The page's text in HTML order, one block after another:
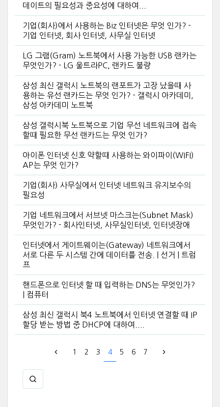
데이트의 필요성과 중요성에 대하여...
기업(회사)에서 사용하는 Biz 인터넷은 무엇 인가? -
기업 인터넷, 회사 인터넷, 사무실 인터넷
LG 그램(Gram) 노트북에서 사용 가능한 USB 랜카는
무엇인가? - LG 울트라PC, 랜카드 불량
삼성 최신 갤럭시 노트북의 랜포트가 고장 났을때 사
용하는 유선 랜카드는 무엇 인가? - 갤럭시 아카데미,
삼성 아카데미 노트북
삼성 갤럭시북 노트북으로 기업 무선 네트워크에 접속
할때 필요한 무선 랜카드는 무엇 인가?
아이폰 인터넷 신호 약할때 사용하는 와이파이(WIFI)
AP는 무엇 인가?
기업(회사) 사무실에서 인터넷 네트워크 유지보수의
필요성
기업 네트워크에서 서브넷 마스크는(Subnet Mask)
무엇인가? - 회사인터넷, 사무실인터넷, 인터넷장애
인터넷에서 게이트웨이는(Gateway) 네트워크에서
서로 다른 두 시스템 간에 데이터를 전송. | 선거 | 트럼
프
핸드폰으로 인터넷 할 때 입력하는 DNS는 무엇인가?
| 컴퓨터
삼성 최신 갤럭시 북4 노트북에서 인터넷 연결할 때 IP
할당 받는 방법 중 DHCP에 대하여....
1 2 3 4 5 6 7